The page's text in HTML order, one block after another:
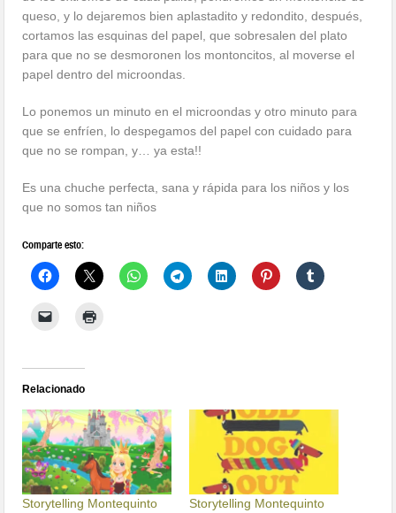
queso, y lo dejaremos bien aplastadito y redondito, después,
cortamos las esquinas del papel, que sobresalen del plato
para que no se desmoronen los montoncitos, al moverse el
papel dentro del microondas.
Lo ponemos un minuto en el microondas y otro minuto para
que se enfríen, lo despegamos del papel con cuidado para
que no se rompan, y… ya esta!!
Es una chuche perfecta, sana y rápida para los niños y los
que no somos tan niños
Comparte esto:
Relacionado
Storytelling Montequinto
Storytelling Montequinto